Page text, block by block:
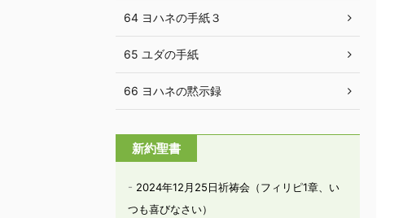
64 ヨハネの手紙３
65 ユダの手紙
66 ヨハネの黙示録
新約聖書
2024年12月25日祈祷会（フィリピ1章、い
つも喜びなさい）